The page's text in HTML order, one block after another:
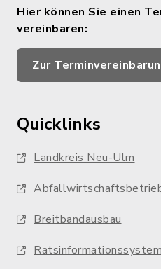
Hier können Sie einen
vereinbaren:
Zur
Quicklinks
Landkreis Neu-Ulm
Breitbandausbau
Ratsinformationssystem